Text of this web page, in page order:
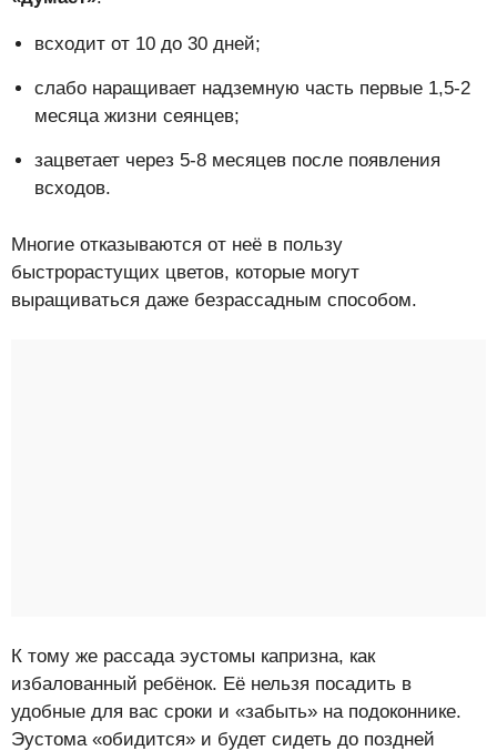
всходит от 10 до 30 дней;
слабо наращивает надземную часть первые 1,5-2
месяца жизни сеянцев;
зацветает через 5-8 месяцев после появления
всходов.
Многие отказываются от неё в пользу
быстрорастущих цветов, которые могут
выращиваться даже безрассадным способом.
К тому же рассада эустомы капризна, как
избалованный ребёнок. Её нельзя посадить в
удобные для вас сроки и «забыть» на подоконнике.
Эустома «обидится» и будет сидеть до поздней